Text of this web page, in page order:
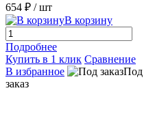
654 ₽ / шт
В корзину
Подробнее
Купить в 1 клик Сравнение
В избранное
Под
заказ